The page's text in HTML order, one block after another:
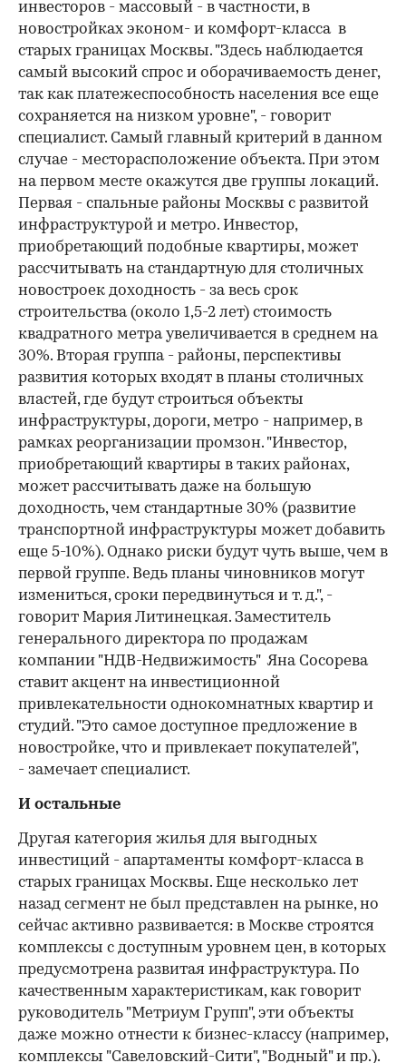
инвесторов - массовый - в частности, в
новостройках эконом- и комфорт-класса в
старых границах Москвы. "Здесь наблюдается
самый высокий спрос и оборачиваемость денег,
так как платежеспособность населения все еще
сохраняется на низком уровне", - говорит
специалист. Самый главный критерий в данном
случае - месторасположение объекта. При этом
на первом месте окажутся две группы локаций.
Первая - спальные районы Москвы с развитой
инфраструктурой и метро. Инвестор,
приобретающий подобные квартиры, может
рассчитывать на стандартную для столичных
новостроек доходность - за весь срок
строительства (около 1,5-2 лет) стоимость
квадратного метра увеличивается в среднем на
30%. Вторая группа - районы, перспективы
развития которых входят в планы столичных
властей, где будут строиться объекты
инфраструктуры, дороги, метро - например, в
рамках реорганизации промзон. "Инвестор,
приобретающий квартиры в таких районах,
может рассчитывать даже на большую
доходность, чем стандартные 30% (развитие
транспортной инфраструктуры может добавить
еще 5-10%). Однако риски будут чуть выше, чем в
первой группе. Ведь планы чиновников могут
измениться, сроки передвинуться и т. д.", -
говорит Мария Литинецкая. Заместитель
генерального директора по продажам
компании "НДВ-Недвижимость" Яна Сосорева
ставит акцент на инвестиционной
привлекательности однокомнатных квартир и
студий. "Это самое доступное предложение в
новостройке, что и привлекает покупателей",
- замечает специалист.
И остальные
Другая категория жилья для выгодных
инвестиций - апартаменты комфорт-класса в
старых границах Москвы. Еще несколько лет
назад сегмент не был представлен на рынке, но
сейчас активно развивается: в Москве строятся
комплексы с доступным уровнем цен, в которых
предусмотрена развитая инфраструктура. По
качественным характеристикам, как говорит
руководитель "Метриум Групп", эти объекты
даже можно отнести к бизнес-классу (например,
комплексы "Савеловский-Сити", "Водный" и пр.).